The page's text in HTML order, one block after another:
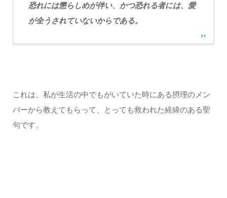
恐れには懲らしめが伴い、かつ恐れる者には、愛
が全うされていないからである。
これは、私が生活の中でもがいていた時にある摂理のメン
バーから教えてもらって、とっても救われた経緯のある聖
句です。